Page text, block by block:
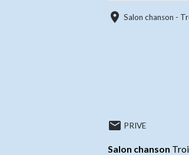
Salon chanson -
PRIVE
Salon chanson